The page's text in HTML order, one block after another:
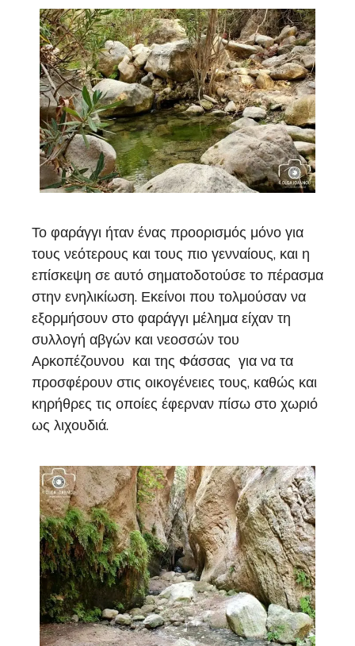
Το φαράγγι ήταν ένας προορισμός μόνο για
τους νεότερους και τους πιο γενναίους, και η
επίσκεψη σε αυτό σηματοδοτούσε το πέρασμα
στην ενηλικίωση. Εκείνοι που τολμούσαν να
εξορμήσουν στο φαράγγι μέλημα είχαν τη
συλλογή αβγών και νεοσσών του
Αρκοπέζουνου και της Φάσσας για να τα
προσφέρουν στις οικογένειες τους, καθώς και
κηρήθρες τις οποίες έφερναν πίσω στο χωριό
ως λιχουδιά.